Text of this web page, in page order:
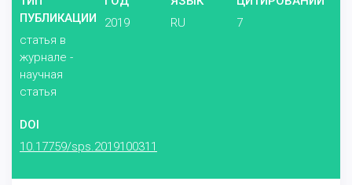
ПУБЛИКАЦИИ
статья в
журнале -
научная
статья
2019
RU
7
DOI
10.17759/sps.2019100311